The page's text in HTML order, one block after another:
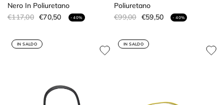
Nero In Poliuretano
€117,00 €70,50 - 40%
Poliuretano
€99,00 €59,50 - 40%
IN SALDO IN SALDO